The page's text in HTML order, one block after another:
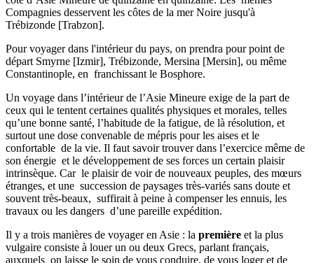
Compagnies desservent les côtes de la mer Noire jusqu'à
Trébizonde [Trabzon].
Pour voyager dans l'intérieur du pays, on prendra pour point de
départ Smyrne [Izmir], Trébizonde, Mersina [Mersin], ou même
Constantinople, en franchissant le Bosphore.
Un voyage dans l’intérieur de l’Asie Mineure exige de la part de
ceux qui le tentent certaines qualités physiques et morales, telles
qu’une bonne santé, l’habitude de la fatigue, de là résolution, et
surtout une dose convenable de mépris pour les aises et le
confortable de la vie. Il faut savoir trouver dans l’exercice même de
son énergie et le développement de ses forces un certain plaisir
intrinsèque. Car le plaisir de voir de nouveaux peuples, des mœurs
étranges, et une succession de paysages très-variés sans doute et
souvent très-beaux, suffirait à peine à compenser les ennuis, les
travaux ou les dangers d’une pareille expédition.
Il y a trois manières de voyager en Asie : la première et la plus
vulgaire consiste à louer un ou deux Grecs, parlant français,
auxquels on laisse le soin de vous conduire, de vous loger et de